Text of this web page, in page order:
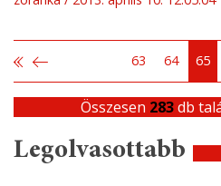
63 64 65
Összesen 283db
Legolvasottabb